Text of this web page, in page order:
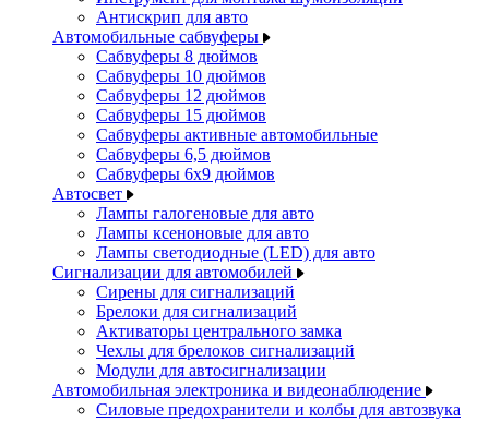
Антискрип для авто
Автомобильные сабвуферы
Сабвуферы 8 дюймов
Сабвуферы 10 дюймов
Сабвуферы 12 дюймов
Сабвуферы 15 дюймов
Сабвуферы активные автомобильные
Сабвуферы 6,5 дюймов
Сабвуферы 6x9 дюймов
Автосвет
Лампы галогеновые для авто
Лампы ксеноновые для авто
Лампы светодиодные (LED) для авто
Сигнализации для автомобилей
Сирены для сигнализаций
Брелоки для сигнализаций
Активаторы центрального замка
Чехлы для брелоков сигнализаций
Модули для автосигнализации
Автомобильная электроника и видеонаблюдение
Силовые предохранители и колбы для автозвука